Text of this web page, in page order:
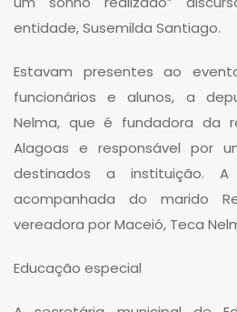
entidade, Susemilda Santiago.
Estavam presentes ao
funcionários e alunos, a
Nelma, que é fundadora da
Alagoas e responsável por
destinados a instituição. A
acompanhada do marido
vereadora por Maceió, Teca
Educação especial